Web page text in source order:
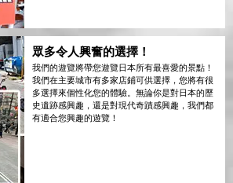
眾多令人興奮的選擇！
我們的遊覽將帶您遊覽日本所有最喜愛的景點！
我們在主要城市有多家店鋪可供選擇，您將有很
多選擇來個性化您的體驗。無論你是對日本的歷
史遺跡感興趣，還是對現代奇蹟感興趣，我們都
有適合您興趣的遊覽！